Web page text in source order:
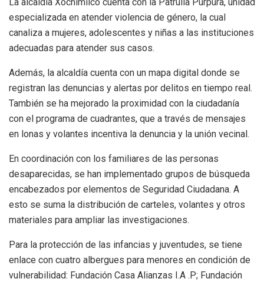
La alcaldía Xochimilco cuenta con la Patrulla Púrpura, unidad
especializada en atender violencia de género, la cual
canaliza a mujeres, adolescentes y niñas a las instituciones
adecuadas para atender sus casos.
Además, la alcaldía cuenta con un mapa digital donde se
registran las denuncias y alertas por delitos en tiempo real.
También se ha mejorado la proximidad con la ciudadanía
con el programa de cuadrantes, que a través de mensajes
en lonas y volantes incentiva la denuncia y la unión vecinal.
En coordinación con los familiares de las personas
desaparecidas, se han implementado grupos de búsqueda
encabezados por elementos de Seguridad Ciudadana. A
esto se suma la distribución de carteles, volantes y otros
materiales para ampliar las investigaciones.
Para la protección de las infancias y juventudes, se tiene
enlace con cuatro albergues para menores en condición de
vulnerabilidad: Fundación Casa Alianzas I.A .P; Fundación